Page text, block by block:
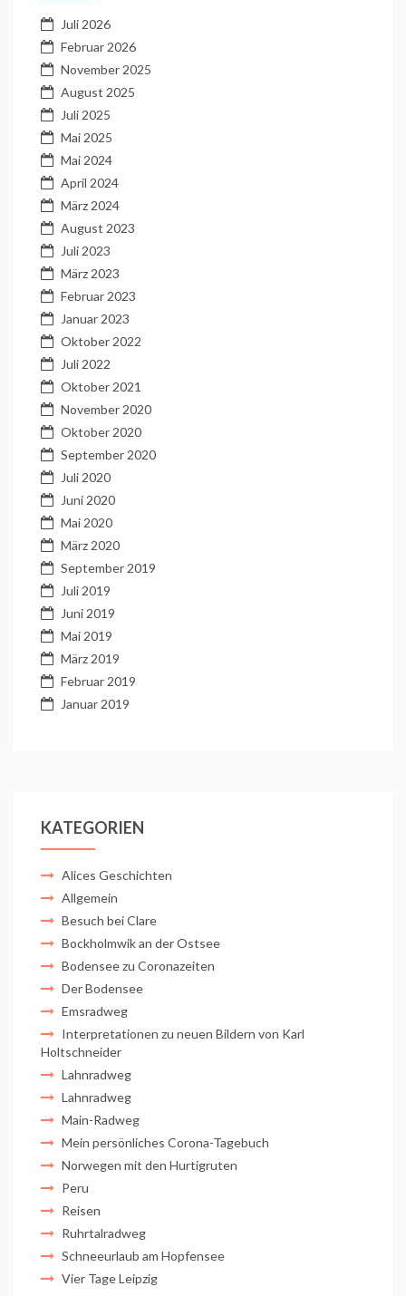
Juli 2026
Februar 2026
November 2025
August 2025
Juli 2025
Mai 2025
Mai 2024
April 2024
März 2024
August 2023
Juli 2023
März 2023
Februar 2023
Januar 2023
Oktober 2022
Juli 2022
Oktober 2021
November 2020
Oktober 2020
September 2020
Juli 2020
Juni 2020
Mai 2020
März 2020
September 2019
Juli 2019
Juni 2019
Mai 2019
März 2019
Februar 2019
Januar 2019
KATEGORIEN
Alices Geschichten
Allgemein
Besuch bei Clare
Bockholmwik an der Ostsee
Bodensee zu Coronazeiten
Der Bodensee
Emsradweg
Interpretationen zu neuen Bildern von Karl
Holtschneider
Lahnradweg
Lahnradweg
Main-Radweg
Mein persönliches Corona-Tagebuch
Norwegen mit den Hurtigruten
Peru
Reisen
Ruhrtalradweg
Schneeurlaub am Hopfensee
Vier Tage Leipzig